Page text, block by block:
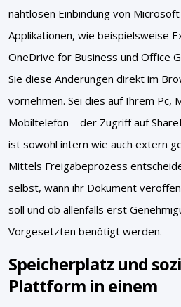
nahtlosen Einbindung von
Applikationen, wie beispielsweise
OneDrive for Business und Office
Sie diese Änderungen direkt im
vornehmen. Sei dies auf Ihrem Pc,
Mobiltelefon – der Zugriff auf
ist sowohl intern wie auch extern
Mittels Freigabeprozess
selbst, wann ihr Dokument
soll und ob allenfalls erst
Vorgesetzten benötigt werden.
Speicherplatz und
Plattform in einem